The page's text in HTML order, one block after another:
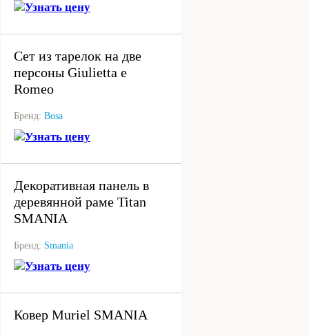
Узнать цену
Сет из тарелок на две
персоны Giulietta e
Romeo
Бренд: Bosa
Узнать цену
Декоративная панель в
деревянной раме Titan
SMANIA
Бренд: Smania
Узнать цену
Ковер Muriel SMANIA